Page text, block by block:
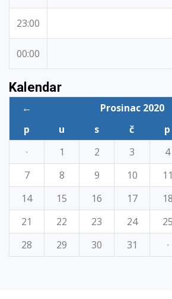
23:00
00:00
Kalendar
← Prosinac 2020
p
u s č p
·
1 2 3 4
7
8 9 10 11
14
15 16 17 18
21
22 23 24 25
28
29 30 31 ·